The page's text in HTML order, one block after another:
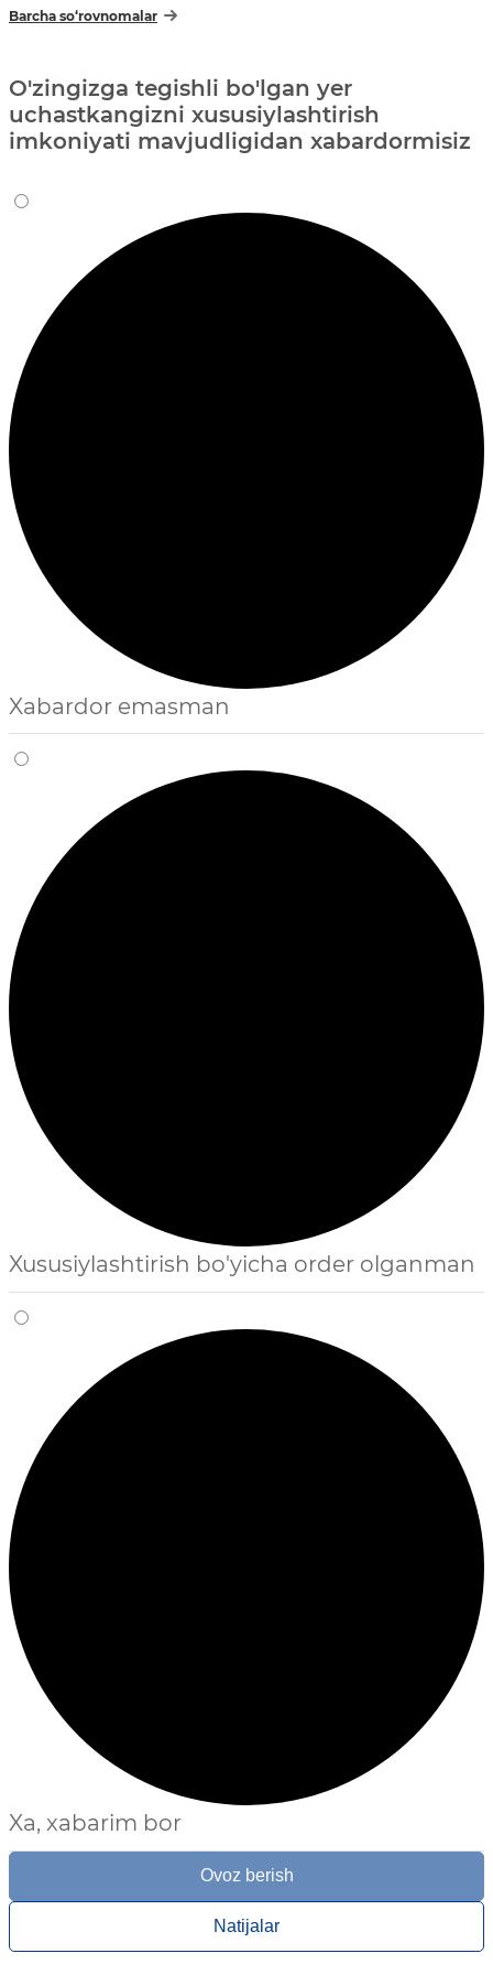
Barcha so‘rovnomalar
O'zingizga tegishli bo'lgan yer
uchastkangizni xususiylashtirish
imkoniyati mavjudligidan xabardormisiz
Xabardor emasman
Xususiylashtirish bo'yicha order olganman
Xa, xabarim bor
Ovoz berish
Natijalar